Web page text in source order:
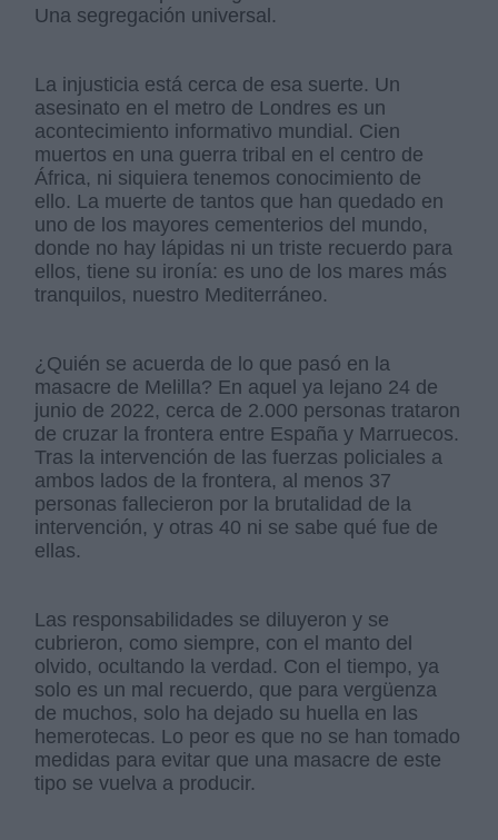
Una segregación universal.
La injusticia está cerca de esa suerte. Un
asesinato en el metro de Londres es un
acontecimiento informativo mundial. Cien
muertos en una guerra tribal en el centro de
África, ni siquiera tenemos conocimiento de
ello. La muerte de tantos que han quedado en
uno de los mayores cementerios del mundo,
donde no hay lápidas ni un triste recuerdo para
ellos, tiene su ironía: es uno de los mares más
tranquilos, nuestro Mediterráneo.
¿Quién se acuerda de lo que pasó en la
masacre de Melilla? En aquel ya lejano 24 de
junio de 2022, cerca de 2.000 personas trataron
de cruzar la frontera entre España y Marruecos.
Tras la intervención de las fuerzas policiales a
ambos lados de la frontera, al menos 37
personas fallecieron por la brutalidad de la
intervención, y otras 40 ni se sabe qué fue de
ellas.
Las responsabilidades se diluyeron y se
cubrieron, como siempre, con el manto del
olvido, ocultando la verdad. Con el tiempo, ya
solo es un mal recuerdo, que para vergüenza
de muchos, solo ha dejado su huella en las
hemerotecas. Lo peor es que no se han tomado
medidas para evitar que una masacre de este
tipo se vuelva a producir.